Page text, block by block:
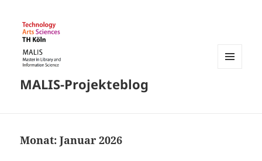
MALIS-Projekteblog
Monat:Januar 2026